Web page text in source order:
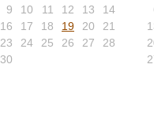
9 10 11 12 13
14
16 17 18 19 20
21
23 24 25 26 27
28
30